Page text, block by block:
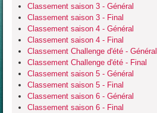
Classement saison 3 - Général
Classement saison 3 - Final
Classement saison 4 - Général
Classement saison 4 - Final
Classement Challenge d'été - Général
Classement Challenge d'été - Final
Classement saison 5 - Général
Classement saison 5 - Final
Classement saison 6 - Général
Classement saison 6 - Final